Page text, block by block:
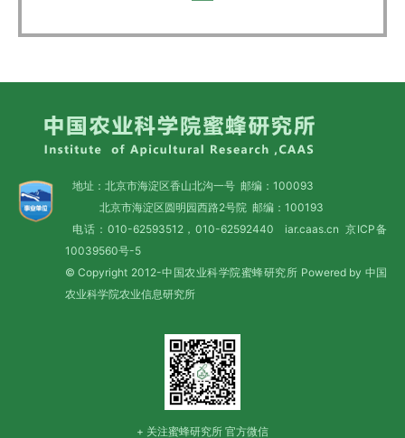
地址：北京市海淀区香山北沟一号 邮编：100093
北京市海淀区圆明园西路2号院 邮编：100193
电话：010-62593512，010-62592440 iar.caas.cn 京ICP备
10039560号-5
© Copyright 2012-中国农业科学院蜜蜂研究所 Powered by 中国
农业科学院农业信息研究所
+ 关注蜜蜂研究所 官方微信